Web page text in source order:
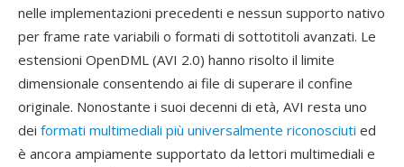
nelle implementazioni precedenti e nessun supporto nativo
per frame rate variabili o formati di sottotitoli avanzati. Le
estensioni OpenDML (AVI 2.0) hanno risolto il limite
dimensionale consentendo ai file di superare il confine
originale. Nonostante i suoi decenni di età, AVI resta uno
dei formati multimediali più universalmente riconosciuti ed
è ancora ampiamente supportato da lettori multimediali e